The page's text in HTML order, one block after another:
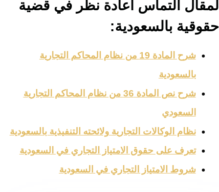
لمقال التماس اعادة نظر في قضية
حقوقية بالسعودية:
شرح المادة 19 من نظام المحاكم التجارية
بالسعودية
شرح نص المادة 36 من نظام المحاكم التجارية
السعودي
نظام الوكالات التجارية ولائحته التنفيذية بالسعودية
تعرف على حقوق الامتياز التجاري في السعودية
شروط الامتياز التجاري في السعودية